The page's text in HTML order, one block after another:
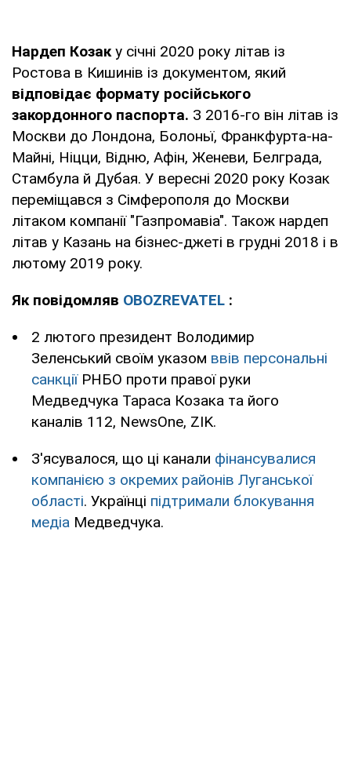
Нардеп Козаку січні 2020 року літав із
Ростова в Кишинів із документом, який
відповідає формату російського
закордонного паспорта. З 2016-го він літав із
Москви до Лондона, Болоньї, Франкфурта-на-
Майні, Ніцци, Відню, Афін, Женеви, Белграда,
Стамбула й Дубая. У вересні 2020 року Козак
переміщався з Сімферополя до Москви
літаком компанії "Газпромавіа". Також нардеп
літав у Казань на бізнес-джеті в грудні 2018 і в
лютому 2019 року.
Як повідомляв OBOZREVATEL :
2 лютого президент Володимир
Зеленський своїм указом ввів персональні
санкціїРНБО проти правої руки
Медведчука Тараса Козака та його
каналів 112, NewsOne, ZIK.
З'ясувалося, що ці канали фінансувалися
компанією з окремих районів Луганської
області. Українці підтримали блокування
медіа Медведчука.